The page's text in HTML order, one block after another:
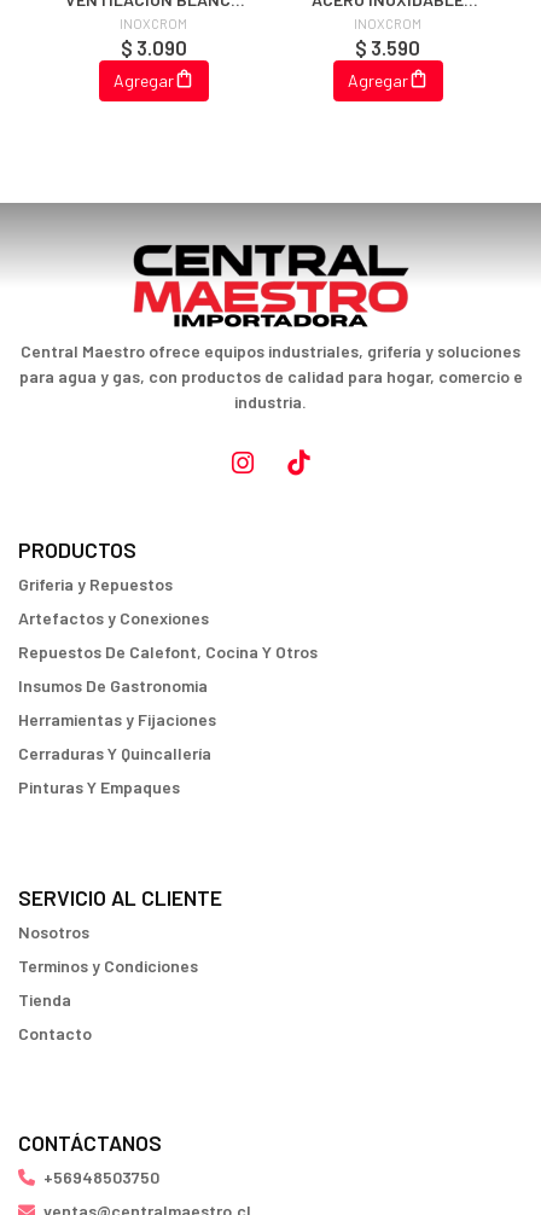
20 X 20 CM
INOXCROM
$ 3.090
Agregar
REFORZADO 1.5 MT
INOXCROM
$ 3.590
Agregar
Central Maestro ofrece equipos industriales, grifería y soluciones
para agua y gas, con productos de calidad para hogar, comercio e
industria.
PRODUCTOS
Griferia y Repuestos
Artefactos y Conexiones
Repuestos De Calefont, Cocina Y Otros
Insumos De Gastronomia
Herramientas y Fijaciones
Cerraduras Y Quincallería
Pinturas Y Empaques
SERVICIO AL CLIENTE
Nosotros
Terminos y Condiciones
Tienda
Contacto
CONTÁCTANOS
+56948503750
ventas@centralmaestro.cl